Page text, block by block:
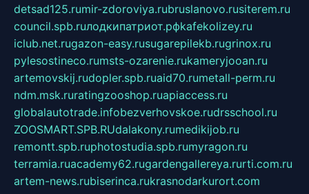
detsad125.rumir-zdoroviya.rubruslanovo.rusiterem.ru
council.spb.ruлодкипатриот.рфkafekolizey.ru
iclub.net.rugazon-easy.rusugarepilekb.rugrinox.ru
pylesostineco.rumsts-ozarenie.rukameryjooan.ru
artemovskij.rudopler.spb.ruaid70.rumetall-perm.ru
ndm.msk.ruratingzooshop.ruapiaccess.ru
globalautotrade.infobezverhovskoe.rudrsschool.ru
ZOOSMART.SPB.RUdalakony.rumedikijob.ru
remontt.spb.ruphotostudia.spb.rumyragon.ru
terramia.ruacademy62.rugardengallereya.rurti.com.ru
artem-news.rubiserinca.rukrasnodarkurort.com